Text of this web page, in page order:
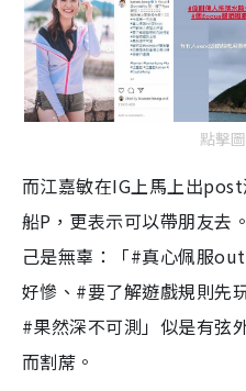
點擊
而江嘉敏在IG上馬上出
船P，更表示可以帶朋友去
己是無辜：「#真心佩服
好慘、#要了解遊戲規則先
#果然深不可測」似是有弦
而割蓆。